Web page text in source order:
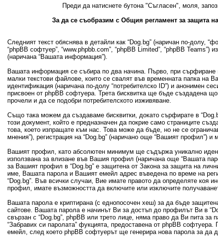
Преди да натиснете бутона "Съгласен", моля,
За да се съобразим с Общия регламент за защита
Следният текст обяснява в детайли как “Dog.bg” (наричан по-долу,
“phpBB софтуер”, “www.phpbb.com”, “phpBB Limited”, “phpBB
(наричана “Вашата информация”).
Вашата информация се събира по два начина. Първо, при сърфиране
малки текстови файлове, които се свалят във временната папка на
идентификация (наричана по-долу “потребителско ID”) и анонимен
присвоен от phpBB софтуера. Трета бисквитка ще бъде създадена
прочели и да се подобри потребителското изживяване.
Също така можем да създаваме бисквитки, докато сърфирате в
този документ, който е предназначен да покрие само страниците
това, което изпращате към нас. Това може да бъде, но не се
мнения”), регистрация на “Dog.bg” (наричано още “Вашият профил”)
Вашият профил, като абсолютен минимум ще съдържа уникално
използвана за влизане във Вашия профил (наричана още “Вашата
за Вашият профил в “Dog.bg” е защитена от Закона за защита на
име, Вашата парола и Вашият емейл адрес въведена по време на
“Dog.bg”. Във всички случаи, Вие имате правото да определяте
профил, имате възможността да включите или изключите
Вашата парола е криптирана (с еднопосочен хеш) за да бъде
сайтове. Вашата парола е начинът Ви за достъп до профилът Ви в
свързан с “Dog.bg”, phpBB или трето лице, няма право да Ви пита
“Забравих си паролата” фукцията, предоставена от phpBB
емейл, след което phpBB софтуерът ще генерира нова парола за да